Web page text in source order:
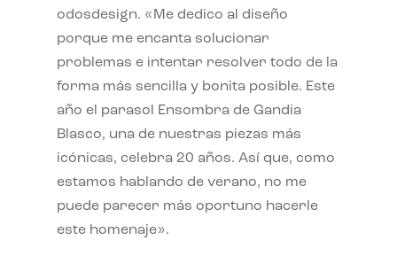
odosdesign. «Me dedico al diseño
porque me encanta solucionar
problemas e intentar resolver todo de la
forma más sencilla y bonita posible. Este
año el parasol Ensombra de Gandia
Blasco, una de nuestras piezas más
icónicas, celebra 20 años. Así que, como
estamos hablando de verano, no me
puede parecer más oportuno hacerle
este homenaje».